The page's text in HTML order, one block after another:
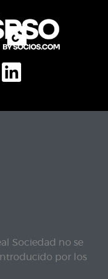
Sociedad no se
por los